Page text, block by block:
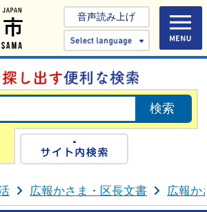
音声読み上げ
Select
Google検索
広報かさま・区長文書 広報か